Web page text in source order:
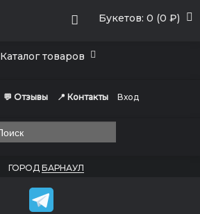
Букетов: 0 (0 ₽)
Каталог товаров
💬 Отзывы 📍 Контакты Вход
ГОРОД БАРНАУЛ